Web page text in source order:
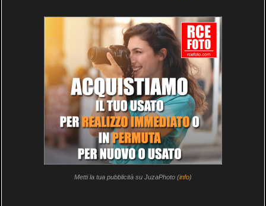
Metti la tua pubblicità su JuzaPhoto (info)